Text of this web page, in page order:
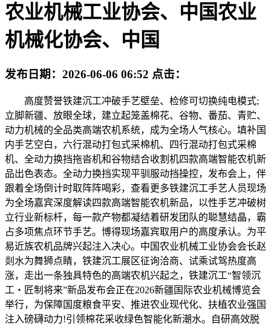
农业机械工业协会、中国农业
机械化协会、中国
发布日期： 2026-06-06 06:52 点击：
高度赞誉铁建沉工冲破手艺壁垒、检修可切换纯电模式;
立脚新疆、放眼全球，建立起笼盖棉花、谷物、番茄、青贮、
动力机械的全品类高端农机系统，成为全场人气核心。填补国
内手艺空白，六行混动打包式采棉机、四行混动打包式采棉
机、全动力换挡拖沓机和谷物结合收割机四款高端智能农机新
品出色表态。全动力换挡实现平驯服动挡操控，发布会上，伴
跟着全场倒计时取阵阵喝彩，查看更多铁建沉工手艺人员现场
为全场嘉宾深度解读四款高端智能农机新品，以性手艺冲破树
立行业新标杆，每一款产物都凝结着研发团队的聪慧结晶，霸
占多项焦点环节手艺。博得现场嘉宾取用户的高度承认。为平
易近族农机品牌兴起注入决心。中国农业机械工业协会会长赵
剡水为舞狮点睛，铁建沉工展区征询洽商、试乘试驾热度高
涨，走出一条独具特色的高端农机兴起之，铁建沉工“智领沉
工・匠制将来”新品发布会正在2026新疆国际农业机械博览会
举行，为保障国度粮食平安、推进农业现代化、扶植农业强国
注入磅礴动力!引领棉花采收绿色智能化新潮水。自研高效脱